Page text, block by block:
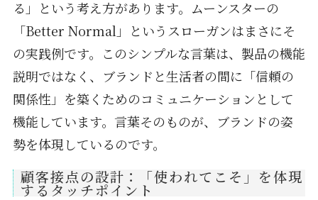
る」という考え方があります。ムーンスターの
「Better Normal」というスローガンはまさにそ
の実践例です。このシンプルな言葉は、製品の機能
説明ではなく、ブランドと生活者の間に「信頼の
関係性」を築くためのコミュニケーションとして
機能しています。言葉そのものが、ブランドの姿
勢を体現しているのです。
顧客接点の設計：「使われてこそ」を体現
するタッチポイント